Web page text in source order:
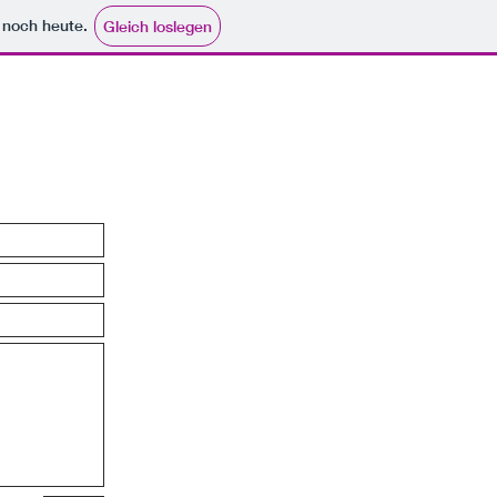
heute. Gleich loslegen